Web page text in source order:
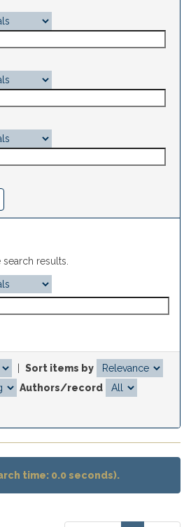
results.
Sort items by
Authors/record
time: 0.0 seconds).